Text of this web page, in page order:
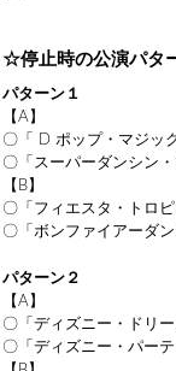
☆停止時の公演パタ
パターン１
【A】
〇「 D ポップ・マジッ
〇「スーパーダンシン・
【B】
〇「フィエスタ・トロピ
〇「ボンファイアーダン
パターン２
【A】
〇「ディズニー・ドリー
〇「ディズニー・パー